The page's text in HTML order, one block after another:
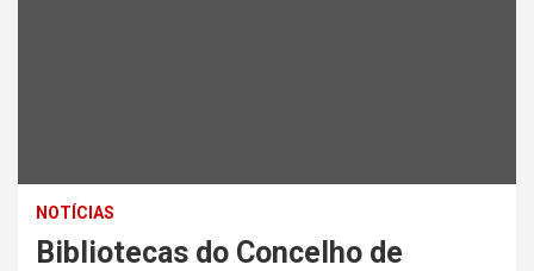
NOTÍCIAS
Bibliotecas do Concelho de